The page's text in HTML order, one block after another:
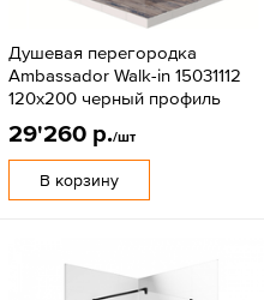
Душевая перегородка
Ambassador Walk-in 15031112
120x200 черный профиль
29'260 р./шт
В корзину